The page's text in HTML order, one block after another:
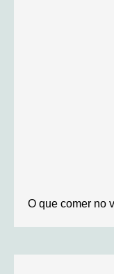
O que comer no